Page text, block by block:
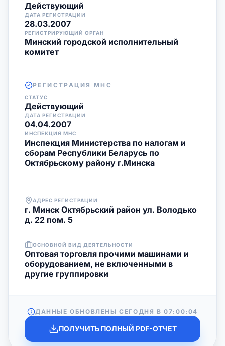
Действующий
ДАТА РЕГИСТРАЦИИ
28.03.2007
РЕГИСТРИРУЮЩИЙ ОРГАН
Минский городской исполнительный
комитет
РЕГИСТРАЦИЯ МНС
СТАТУС
Действующий
ДАТА РЕГИСТРАЦИИ
04.04.2007
ИНСПЕКЦИЯ МНС
Инспекция Министерства по налогам и
сборам Республики Беларусь по
Октябрьскому району г.Минска
АДРЕС РЕГИСТРАЦИИ
г. Минск Октябрьский район ул. Володько
д. 22 пом. 5
ОСНОВНОЙ ВИД ДЕЯТЕЛЬНОСТИ
Оптовая торговля прочими машинами и
оборудованием, не включенными в
другие группировки
ДАННЫЕ ОБНОВЛЕНЫ СЕГОДНЯ В07:00:04
ПОЛУЧИТЬ ПОЛНЫЙ PDF-ОТЧЕТ